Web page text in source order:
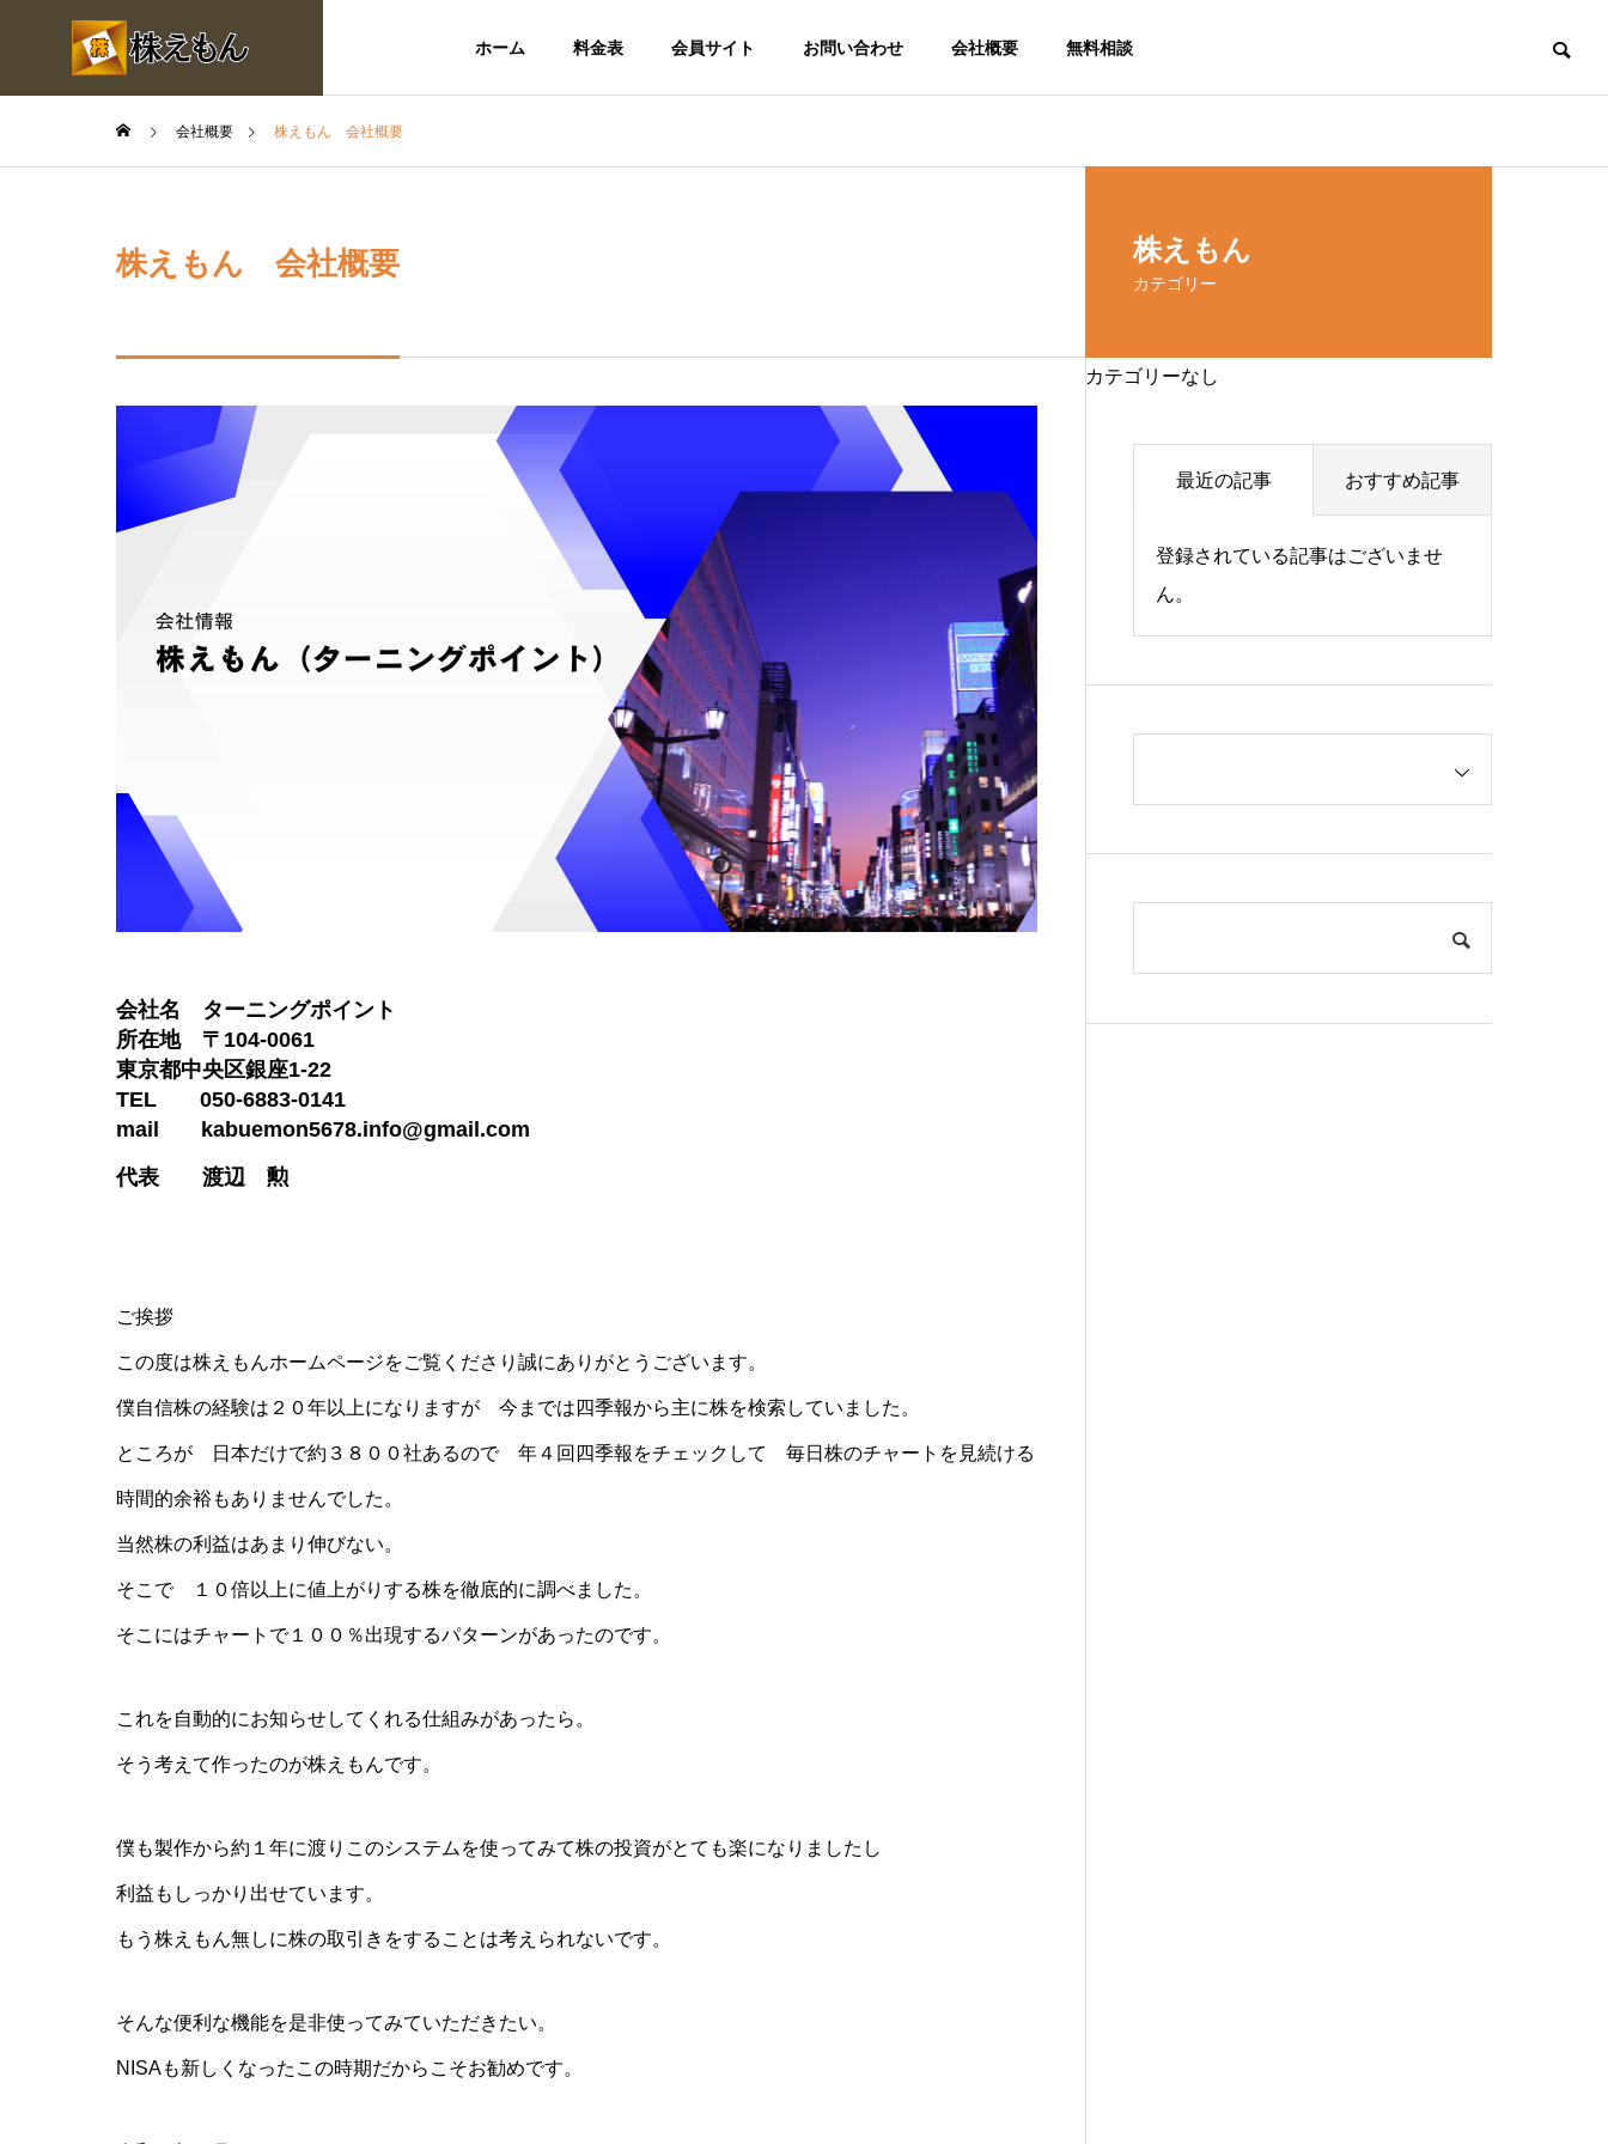
ホーム 料金表 会員サイト お問い合わせ 会社概要 無料相談
会社概要 株えもん 会社概要
株えもん 会社概要
会社名 ターニングポイント
所在地 〒104-0061
東京都中央区銀座1-22
TEL 050-6883-0141
mail kabuemon5678.info@gmail.com
代表 渡辺 勲
ご挨拶
この度は株えもんホームページをご覧くださり誠にありがとうございます。
僕自信株の経験は２０年以上になりますが 今までは四季報から主に株を検索していました。
ところが 日本だけで約３８００社あるので 年４回四季報をチェックして 毎日株のチャートを見続ける
時間的余裕もありませんでした。
当然株の利益はあまり伸びない。
そこで １０倍以上に値上がりする株を徹底的に調べました。
そこにはチャートで１００％出現するパターンがあったのです。
これを自動的にお知らせしてくれる仕組みがあったら。
そう考えて作ったのが株えもんです。
僕も製作から約１年に渡りこのシステムを使ってみて株の投資がとても楽になりましたし
利益もしっかり出せています。
もう株えもん無しに株の取引きをすることは考えられないです。
そんな便利な機能を是非使ってみていただきたい。
NISAも新しくなったこの時期だからこそお勧めです。
株えもん
カテゴリー
カテゴリーなし
最近の記事 おすすめ記事
登録されている記事はございませ
ん。